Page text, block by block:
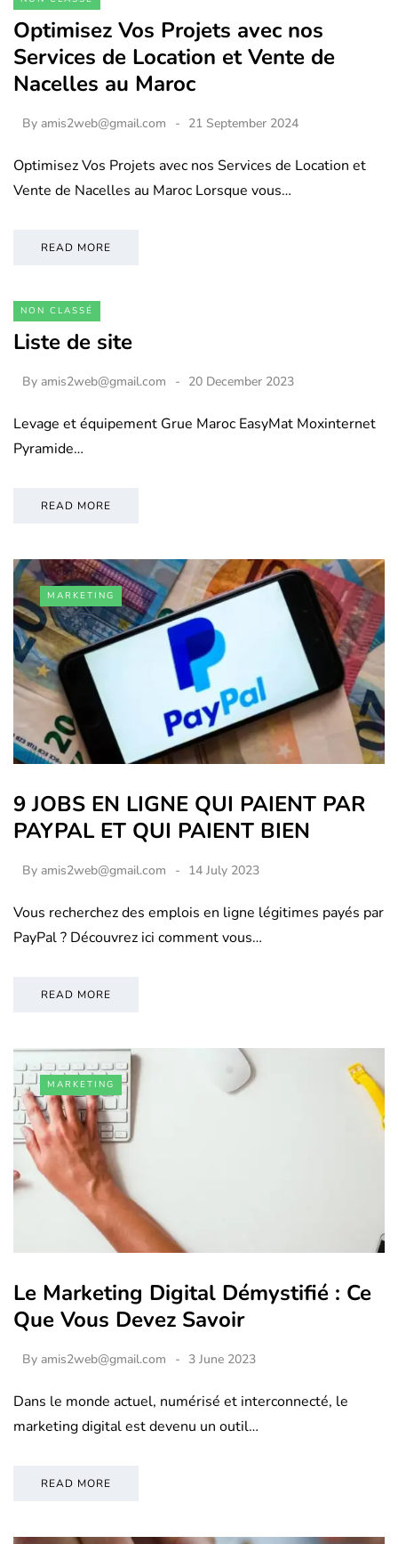
Optimisez Vos Projets avec nos
Services de Location et Vente de
Nacelles au Maroc
By amis2web@gmail.com 21 September 2024
Optimisez Vos Projets avec nos Services de Location et
Vente de Nacelles au Maroc Lorsque vous…
READ MORE
NON CLASSÉ
Liste de site
By amis2web@gmail.com 20 December 2023
Levage et équipement Grue Maroc EasyMat Moxinternet
Pyramide…
READ MORE
MARKETING
9 JOBS EN LIGNE QUI PAIENT PAR
PAYPAL ET QUI PAIENT BIEN
By amis2web@gmail.com 14 July 2023
Vous recherchez des emplois en ligne légitimes payés par
PayPal ? Découvrez ici comment vous…
READ MORE
MARKETING
Le Marketing Digital Démystifié : Ce
Que Vous Devez Savoir
By amis2web@gmail.com 3 June 2023
Dans le monde actuel, numérisé et interconnecté, le
marketing digital est devenu un outil…
READ MORE